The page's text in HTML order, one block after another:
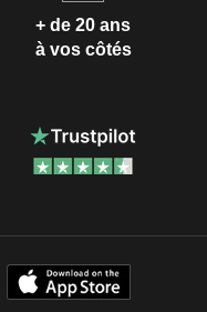
+ de 20 ans
à vos côtés